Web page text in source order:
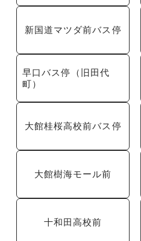
新国道マツダ前バス停
早口バス停（旧田代
町）
大館桂桜高校前バス停
大館樹海モール前
十和田高校前